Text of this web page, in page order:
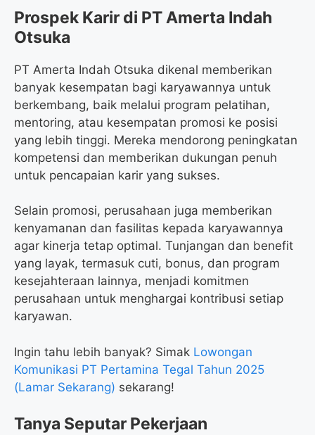
Prospek Karir di PT Amerta Indah
Otsuka
PT Amerta Indah Otsuka dikenal memberikan
banyak kesempatan bagi karyawannya untuk
berkembang, baik melalui program pelatihan,
mentoring, atau kesempatan promosi ke posisi
yang lebih tinggi. Mereka mendorong peningkatan
kompetensi dan memberikan dukungan penuh
untuk pencapaian karir yang sukses.
Selain promosi, perusahaan juga memberikan
kenyamanan dan fasilitas kepada karyawannya
agar kinerja tetap optimal. Tunjangan dan benefit
yang layak, termasuk cuti, bonus, dan program
kesejahteraan lainnya, menjadi komitmen
perusahaan untuk menghargai kontribusi setiap
karyawan.
Ingin tahu lebih banyak? Simak Lowongan
Komunikasi PT Pertamina Tegal Tahun 2025
(Lamar Sekarang) sekarang!
Tanya Seputar Pekerjaan